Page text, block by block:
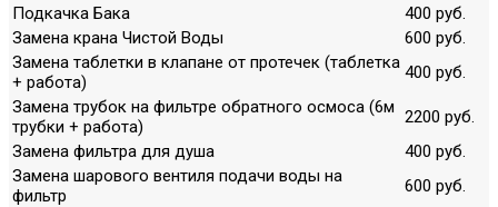
Подкачка Бака
400 руб.
Замена крана Чистой Воды
600 руб.
Замена таблетки в клапане от протечек (таблетка
+ работа)
400 руб.
Замена трубок на фильтре обратного осмоса (6м
трубки + работа)
2200 руб.
Замена фильтра для душа
400 руб.
Замена шарового вентиля подачи воды на
фильтр
600 руб.